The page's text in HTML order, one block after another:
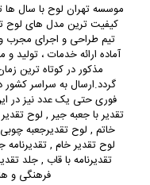
موسسه تهران لوح با سال ها
کیفیت ترین مدل های لوح
تیم طراحی و اجرای مجرب
آماده ارائه خدمات ، تولید
مذکور در کوتاه ترین
گردد.ارسال به سراسر
فوری حتی یک عدد نیز در
تقدیر با جعبه جیر , لوح
خاتم , لوح تقدیرجعبه
لوح تقدیر خام , تقدیرنامه
تقدیرنامه با قاب , جلد
فرهنگی و